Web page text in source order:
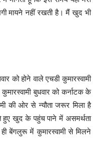
मायने नहीं रखती है। मैं खुद भी
को होने वाले एचडी कुमारस्वामी
बुधवार को कर्नाटक के
की ओर से न्यौता जरूर मिला है
हुए खुद के पहुंच पाने में असमर्थता
बेंगलुरू में कुमारस्वामी से मिलने